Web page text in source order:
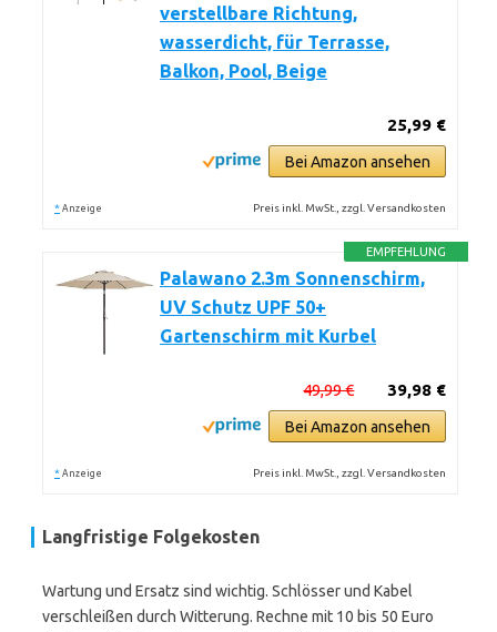
verstellbare Richtung,
wasserdicht, für Terrasse,
Balkon, Pool, Beige
25,99 €
Bei Amazon ansehen
* Anzeige Preis inkl. MwSt., zzgl. Versandkosten
EMPFEHLUNG
Palawano 2.3m Sonnenschirm,
UV Schutz UPF 50+
Gartenschirm mit Kurbel
39,98 €
49,99 €
Bei Amazon ansehen
* Anzeige Preis inkl. MwSt., zzgl. Versandkosten
Langfristige Folgekosten
Wartung und Ersatz sind wichtig. Schlösser und Kabel
verschleißen durch Witterung. Rechne mit 10 bis 50 Euro